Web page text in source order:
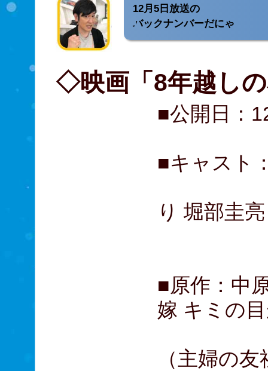
12月5日放送の
バックナンバーだにゃ
◇映画「8年越し
■公開日：
■キャスト
り 堀部圭
■原作：中
嫁 キミの
（主婦の友